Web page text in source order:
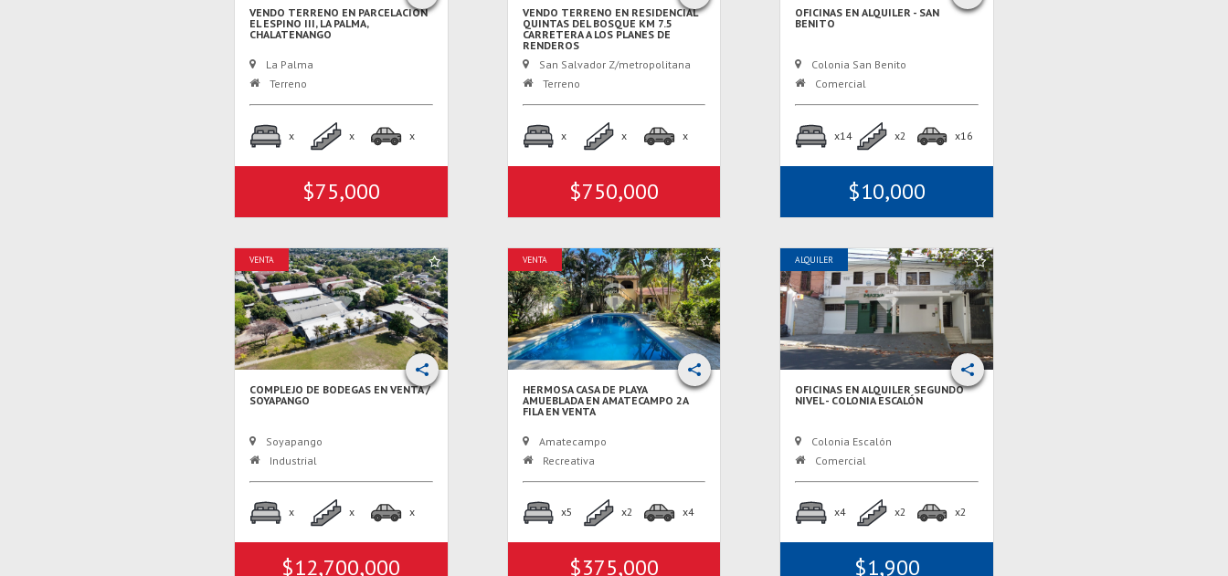
VENDO TERRENO EN PARCELACIÓN
EL ESPINO III, LA PALMA,
CHALATENANGO
La Palma
Terreno
x x x
$75,000
VENDO TERRENO EN RESIDENCIAL
QUINTAS DEL BOSQUE KM 7.5
CARRETERA A LOS PLANES DE
RENDEROS
San Salvador Z/metropolitana
Terreno
x x x
$750,000
OFICINAS EN ALQUILER - SAN
BENITO
Colonia San Benito
Comercial
x14 x2 x16
$10,000
VENTA
COMPLEJO DE BODEGAS EN VENTA /
SOYAPANGO
Soyapango
Industrial
x x x
$12,700,000
VENTA
HERMOSA CASA DE PLAYA
AMUEBLADA EN AMATECAMPO 2A
FILA EN VENTA
Amatecampo
Recreativa
x5 x2 x4
$375,000
ALQUILER
OFICINAS EN ALQUILER SEGUNDO
NIVEL - COLONIA ESCALÓN
Colonia Escalón
Comercial
x4 x2 x2
$1,900